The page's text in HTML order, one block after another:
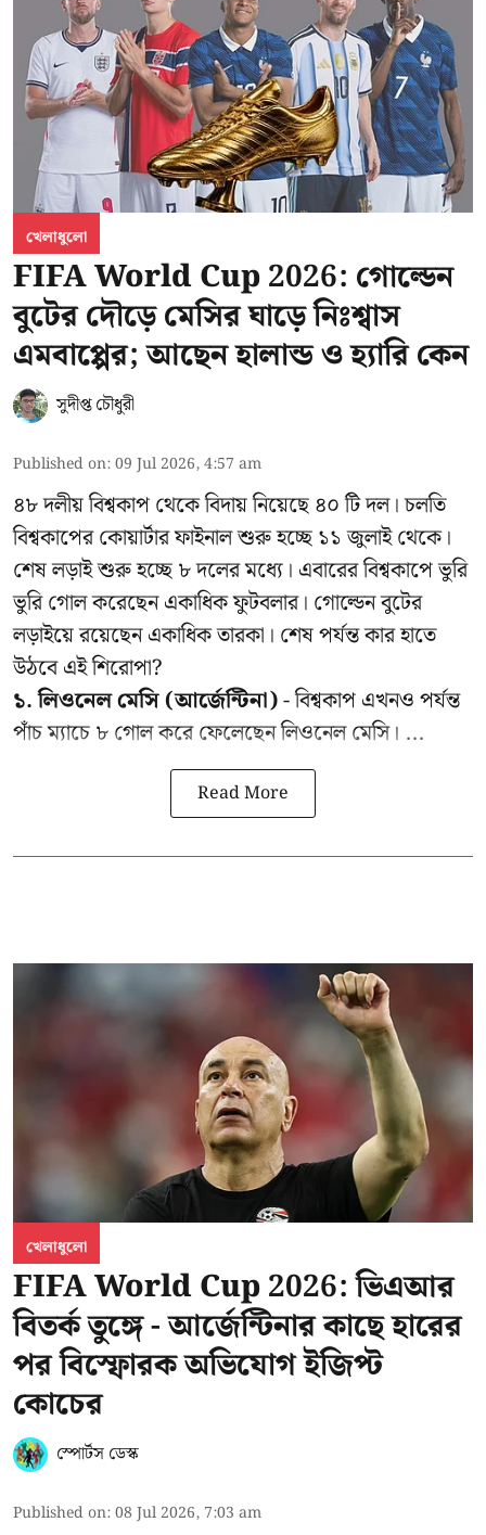
খেলাধুলো
FIFA World Cup 2026: গোল্ডেন
বুটের দৌড়ে মেসির ঘাড়ে নিঃশ্বাস
এমবাপ্পের; আছেন হালান্ড ও হ্যারি কেন
সুদীপ্ত চৌধুরী
Published on:09 Jul 2026, 4:57 am
৪৮ দলীয় বিশ্বকাপ থেকে বিদায় নিয়েছে ৪০ টি দল। চলতি
বিশ্বকাপের কোয়ার্টার ফাইনাল শুরু হচ্ছে ১১ জুলাই থেকে।
শেষ লড়াই শুরু হচ্ছে ৮ দলের মধ্যে। এবারের বিশ্বকাপে ভুরি
ভুরি গোল করেছেন একাধিক ফুটবলার। গোল্ডেন বুটের
লড়াইয়ে রয়েছেন একাধিক তারকা। শেষ পর্যন্ত কার হাতে
উঠবে এই শিরোপা?
১. লিওনেল মেসি (আর্জেন্টিনা)- বিশ্বকাপ এখনও পর্যন্ত
পাঁচ ম্যাচে ৮ গোল করে ফেলেছেন লিওনেল মেসি। ...
Read More
খেলাধুলো
FIFA World Cup 2026: ভিএআর
বিতর্ক তুঙ্গে - আর্জেন্টিনার কাছে হারের
পর বিস্ফোরক অভিযোগ ইজিপ্ট
কোচের
স্পোর্টস ডেস্ক
Published on:08 Jul 2026, 7:03 am